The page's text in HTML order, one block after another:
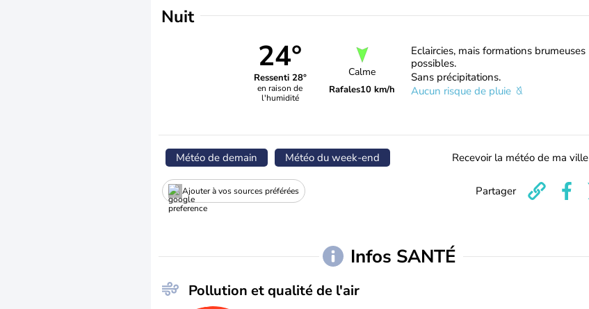
Nuit
24°
Ressenti 28°
en raison de
l'humidité
Calme
Rafales10 km/h
Eclaircies, mais formations brumeuses
possibles.
Sans précipitations.
Aucun risque de pluie
Météo de demain Météo du week-end Recevoir la météo de ma ville
Ajouter à vos sources préférées Partager
Infos SANTÉ
Pollution et qualité de l'air